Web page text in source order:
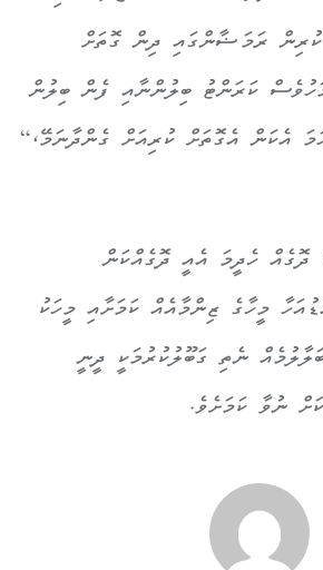
ރަމަޟާންގައި ދިން ގޮތަށް
ކަރަންޓު ބިލުންނާއި ފެން ބިލުން
އެކަން އެގޮތަށް ކުރިއަށް ގެންދާނަމޭ،“
ދޮގެއް ހެދީމަ އެއީ ދޮގެއްކަން
މީހާގެ ޒިންމާއެއް ކަމަށާއި މީހަކު
ނެތި ގަބޫލުކުރުމަކީ ދީނީ
ނުވާ ކަމަށެވެ.